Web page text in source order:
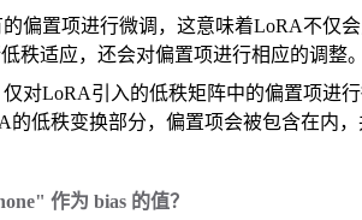
的偏置项进行微调，这意味着LoRA不仅
秩适应，还会对偏置项进行相应的调整
仅对LoRA引入的低秩矩阵中的偏置项进
的低秩变换部分，偏置项会被包含在内，
作为 bias 的值？